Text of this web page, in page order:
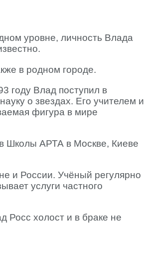
уровне, личность Влада
в родном городе.
году Влад поступил в
о звездах. Его учителем и
фигура в мире
Школы АРТА в Москве, Киеве
и России. Учёный регулярно
услуги частного
Росс холост и в браке не